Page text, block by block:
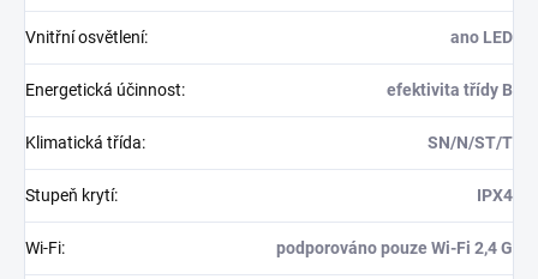
Vnitřní osvětlení: ano LED
Energetická účinnost: efektivita třídy B
Klimatická třída: SN/N/ST/T
Stupeň krytí: IPX4
Wi-Fi: podporováno pouze Wi-Fi 2,4 G